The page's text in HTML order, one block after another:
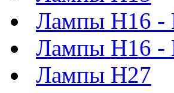
Лампы H16 -
Лампы H16 -
Лампы H27